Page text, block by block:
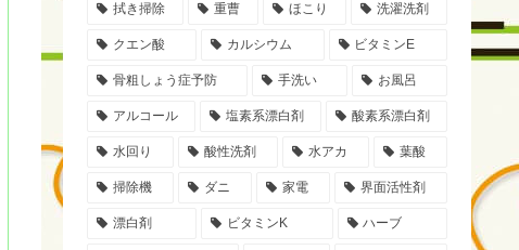
拭き掃除 重曹 ほこり 洗濯洗剤
クエン酸 カルシウム ビタミンE
骨粗しょう症予防 手洗い お風呂
アルコール 塩素系漂白剤 酸素系漂白剤
水回り 酸性洗剤 水アカ 葉酸
掃除機 ダニ 家電 界面活性剤
漂白剤 ビタミンK ハーブ